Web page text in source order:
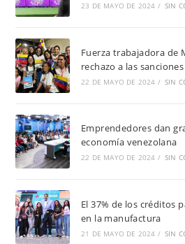
23 DE MAYO DE 2024 / SIN
Fuerza trabajadora de
rechazo a las sanciones
22 DE MAYO DE 2024 / SIN
Emprendedores dan
economía venezolana
22 DE MAYO DE 2024 / SIN
El 37% de los créditos
en la manufactura
21 DE MAYO DE 2024 / SIN